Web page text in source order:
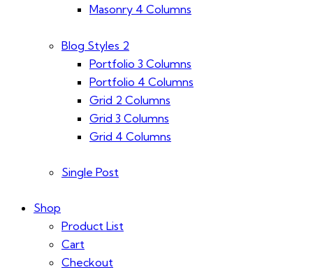
Masonry 4 Columns
Blog Styles 2
Portfolio 3 Columns
Portfolio 4 Columns
Grid 2 Columns
Grid 3 Columns
Grid 4 Columns
Single Post
Shop
Product List
Cart
Checkout